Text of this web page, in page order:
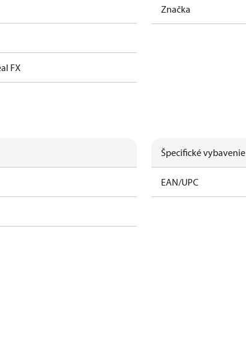
FX
Značka
Špecifické vybavenie
EAN/UPC